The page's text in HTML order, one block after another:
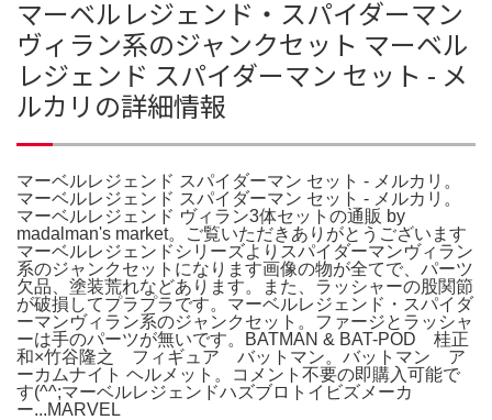
マーベルレジェンド・スパイダーマン
ヴィラン系のジャンクセット マーベル
レジェンド スパイダーマン セット - メ
ルカリの詳細情報
マーベルレジェンド スパイダーマン セット - メルカリ。
マーベルレジェンド スパイダーマン セット - メルカリ。
マーベルレジェンド ヴィラン3体セットの通販 by
madalman's market。ご覧いただきありがとうございます
マーベルレジェンドシリーズよりスパイダーマンヴィラン
系のジャンクセットになります画像の物が全てで、パーツ
欠品、塗装荒れなどあります。また、ラッシャーの股関節
が破損してプラプラです。マーベルレジェンド・スパイダ
ーマンヴィラン系のジャンクセット。ファージとラッシャ
ーは手のパーツが無いです。BATMAN & BAT-POD 桂正
和×竹谷隆之 フィギュア バットマン。バットマン ア
ーカムナイト ヘルメット。コメント不要の即購入可能で
す(^^;マーベルレジェンドハズブロトイビズメーカ
ー...MARVEL